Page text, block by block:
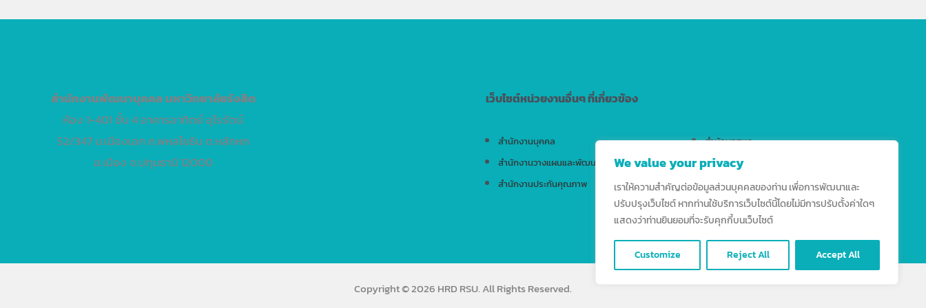
We value your privacy
เราให้ความสำคัญต่อข้อมูลส่วนบุคคลของท่าน เพื่อการพัฒนาและ
ปรับปรุงเว็บไซต์ หากท่านใช้บริการเว็บไซต์นี้โดยไม่มีการปรับตั้งค่าใดๆ
แสดงว่าท่านยินยอมที่จะรับคุกกี้บนเว็บไซต์
Customize Reject All Accept All
สำนักงานพัฒนาบุคคลมหาวิทยาลัยรังสิต
ห้อง 1-401 ชั้น 4 อาคารอาทิตย์ อุไรรัตน์
52/347 ม.เมืองเอก ถ.พหลโยธิน ต.หลักหก
อ.เมือง จ.ปทุมธานี 12000
เว็บไซต์หน่วยงานอื่นๆ ที่เกี่ยวข้อง
สำนักงานบุคคล
สำนักงานวางแผนและพัฒนา
สำนักงานประกันคุณภาพ
สำนักหอสมุด
สำนักงานมาตรฐานวิชาการ
สำนักบริการเทคโนโลยีสารสนเทศ
Copyright © 2026 HRD RSU. All Rights Reserved.